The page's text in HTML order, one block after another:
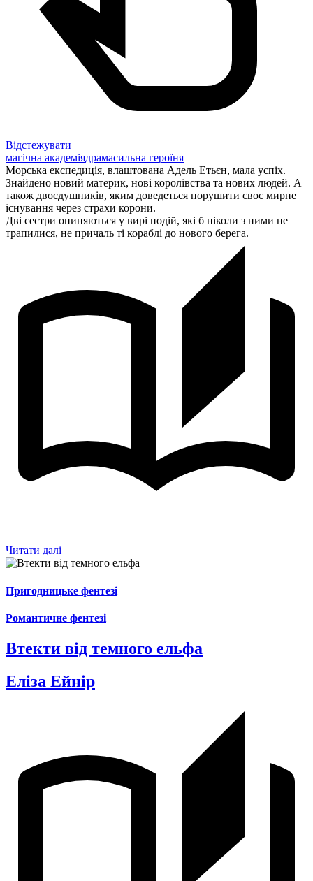
Відстежувати
магічна академіядрамасильна героїня
Морська експедиція, влаштована Адель Етьєн, мала успіх.
Знайдено новий материк, нові королівства та нових людей. А
також двоєдушників, яким доведеться порушити своє мирне
існування через страхи корони.
Дві сестри опиняються у вирі подій, які б ніколи з ними не
трапилися, не причаль ті кораблі до нового берега.
Читати далі
Пригодницьке фентезі
Романтичне фентезі
Втекти від темного ельфа
Еліза Ейнір